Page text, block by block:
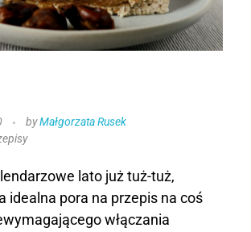
byMałgorzata Rusek
lato już tuż-tuż,
idealna pora na przepis na coś
włączania